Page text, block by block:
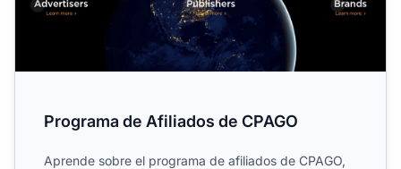
Programa de Afiliados de CPAGO
Aprende sobre el programa de afiliados de CPAGO,